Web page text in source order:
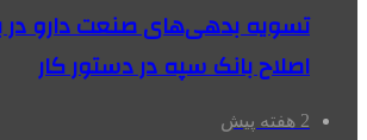
اصلاح بانک سپه در دستور کار
2 هفته پیش